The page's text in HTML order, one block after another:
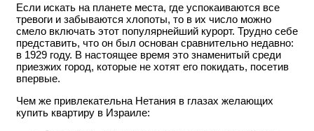
Если искать на планете места, где успокаиваются все
тревоги и забываются хлопоты, то в их число можно
смело включать этот популярнейший курорт. Трудно себе
представить, что он был основан сравнительно недавно:
в 1929 году. В настоящее время это знаменитый среди
приезжих город, которые не хотят его покидать, посетив
впервые.
Чем же привлекательна Нетания в глазах желающих
купить квартиру в Израиле: